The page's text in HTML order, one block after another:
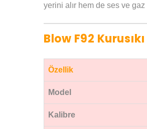
yerini alır hem de ses ve
Blow F92
Özellik
Model
Kalibre